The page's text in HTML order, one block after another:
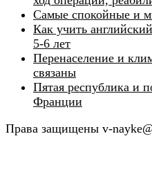
Самые спокойные и
Как учить
5-6 лет
Перенаселение и
связаны
Пятая республика и
Франции
Права защищены v-